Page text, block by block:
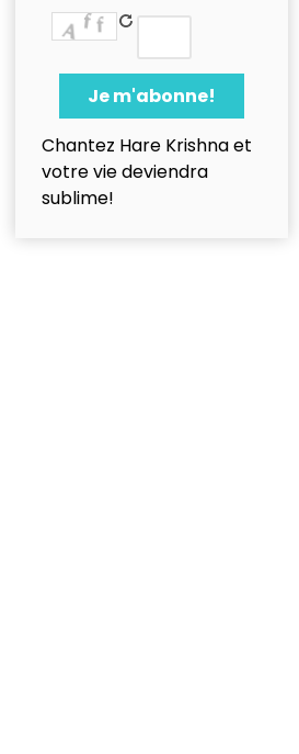
Chantez Hare Krishna et
votre vie deviendra
sublime!